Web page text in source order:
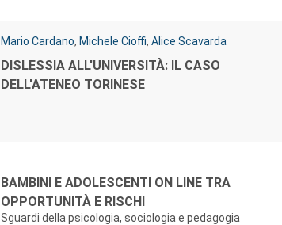
Autori:
Mario Cardano, Michele Cioffi, Alice Scavarda
Titolo:
DISLESSIA ALL'UNIVERSITÀ: IL CASO
DELL'ATENEO TORINESE
Autori:
Titolo:
BAMBINI E ADOLESCENTI ON LINE TRA
OPPORTUNITÀ E RISCHI
Sguardi della psicologia, sociologia e pedagogia